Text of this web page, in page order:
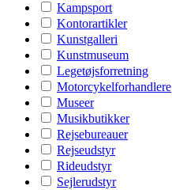
Kampsport
Kontorartikler
Kunstgalleri
Kunstmuseum
Legetøjsforretning
Motorcykelforhandlere
Museer
Musikbutikker
Rejsebureauer
Rejseudstyr
Rideudstyr
Sejlerudstyr